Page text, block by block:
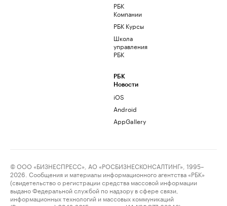
РБК
Компании
РБК Курсы
Школа
управления
РБК
РБК
Новости
iOS
Android
AppGallery
© ООО «БИЗНЕСПРЕСС», АО «РОСБИЗНЕСКОНСАЛТИНГ», 1995–
2026. Сообщения и материалы информационного агентства «РБК»
(свидетельство о регистрации средства массовой информации
выдано Федеральной службой по надзору в сфере связи,
информационных технологий и массовых коммуникаций